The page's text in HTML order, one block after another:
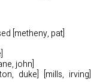
[metheny, pat]
john]
duke] [mills, irving]